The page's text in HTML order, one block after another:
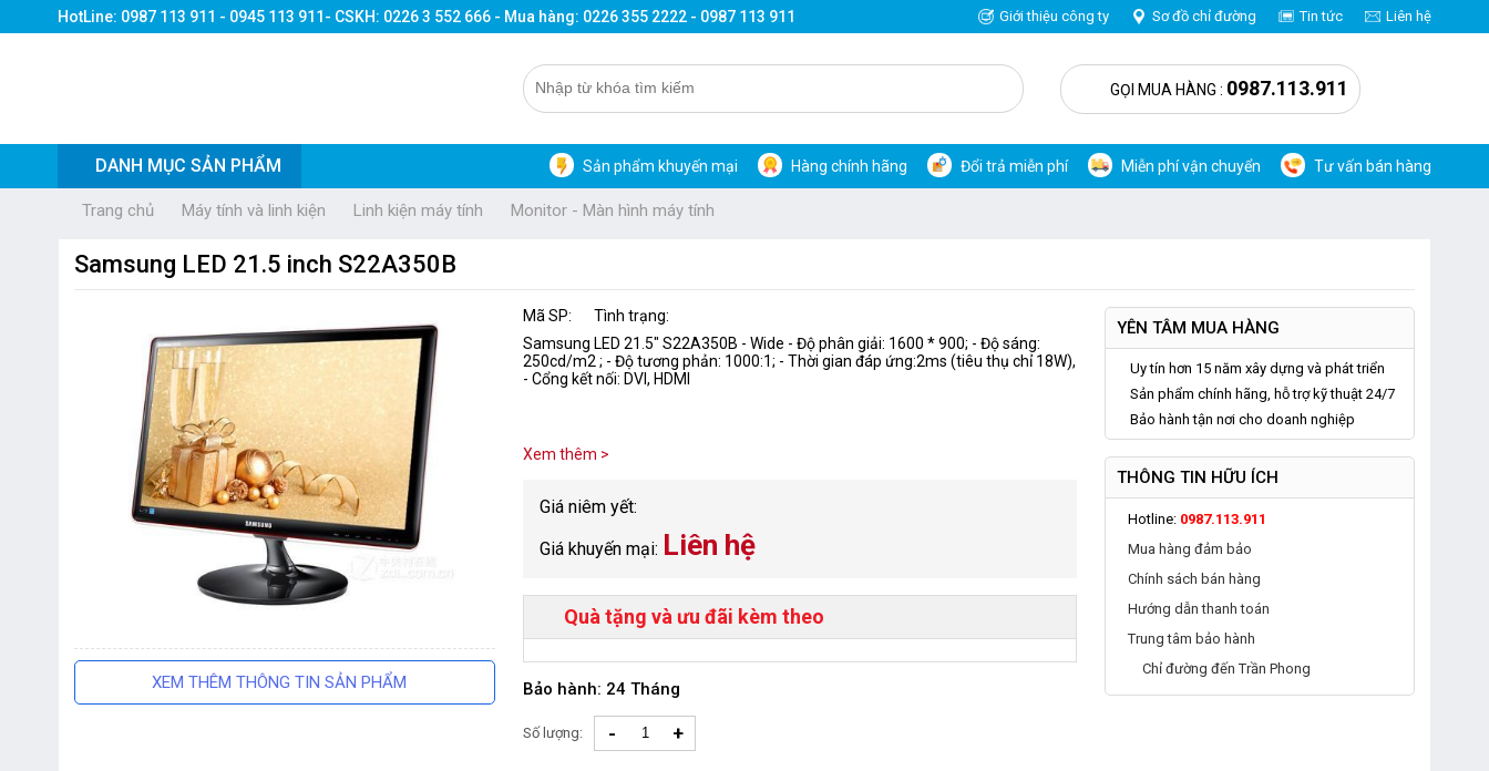
Giới thiệu công ty Sơ đồ chỉ đường Tin tức Liên hệ
HotLine: 0987 113 911 - 0945 113 911- CSKH: 0226 3 552 666 - Mua hàng: 0226 355 2222 - 0987 113 911
GỌI MUA HÀNG : 0987.113.911
DANH MỤC SẢN PHẨM Tư vấn bán hàng
Miễn phí vận chuyển
Đổi trả miễn phí
Hàng chính hãng
Sản phẩm khuyến mại
Trang chủ Máy tính và linh kiện Linh kiện máy tính Monitor - Màn hình máy tính
Samsung LED 21.5 inch S22A350B
XEM THÊM THÔNG TIN SẢN PHẨM
Mã SP:
Tình trạng:
Samsung LED 21.5" S22A350B - Wide - Độ phân giải: 1600 * 900; - Độ sáng:
250cd/m2 ; - Độ tương phản: 1000:1; - Thời gian đáp ứng:2ms (tiêu thụ chỉ 18W),
- Cổng kết nối: DVI, HDMI
Xem thêm >
Giá niêm yết:
Giá khuyến mại: Liên hệ
Quà tặng và ưu đãi kèm theo
Bảo hành: 24 Tháng
Số lượng: - +
YÊN TÂM MUA HÀNG
Uy tín hơn 15 năm xây dựng và phát triển
Sản phẩm chính hãng, hỗ trợ kỹ thuật 24/7
Bảo hành tận nơi cho doanh nghiệp
THÔNG TIN HỮU ÍCH
Hotline: 0987.113.911
Mua hàng đảm bảo
Chính sách bán hàng
Hướng dẫn thanh toán
Trung tâm bảo hành
Chỉ đường đến Trần Phong